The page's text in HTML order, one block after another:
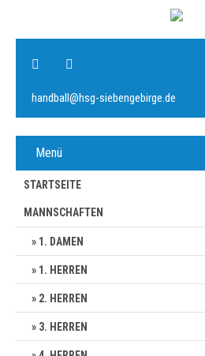
handball@hsg-siebengebirge.de
Menü
STARTSEITE
MANNSCHAFTEN
1. DAMEN
1. HERREN
2. HERREN
3. HERREN